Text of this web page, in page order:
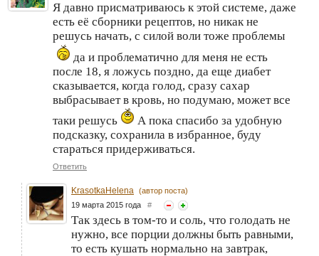
Я давно присматриваюсь к этой системе, даже
есть её сборники рецептов, но никак не
решусь начать, с силой воли тоже проблемы
да и проблематично для меня не есть
после 18, я ложусь поздно, да еще диабет
сказывается, когда голод, сразу сахар
выбрасывает в кровь, но подумаю, может все
таки решусь
А пока спасибо за удобную
подсказку, сохранила в избранное, буду
стараться придерживаться.
Ответить
KrasotkaHelena (автор поста)
19 марта 2015 года #
Так здесь в том-то и соль, что голодать не
нужно, все порции должны быть равными,
то есть кушать нормально на завтрак,